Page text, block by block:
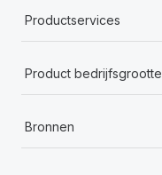
Productservices
Product bedrijfsgrootte
Bronnen